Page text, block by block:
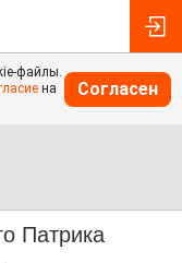
файлы.
на
Согласен
Патрика